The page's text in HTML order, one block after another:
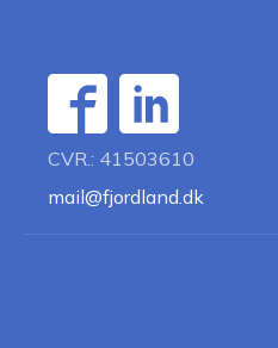
CVR.: 41503610
mail@fjordland.dk